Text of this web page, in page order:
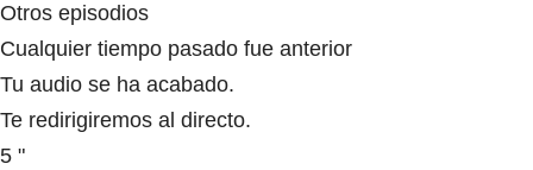
Otros episodios
Cualquier tiempo pasado fue anterior
Tu audio se ha acabado.
Te redirigiremos al directo.
5 "